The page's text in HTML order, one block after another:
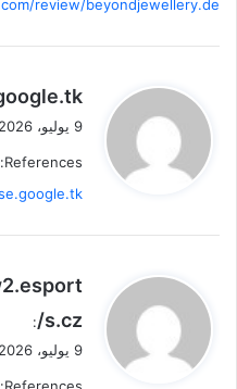
review/beyondjewellery.de
ي
ق
ل
9 يوليو، 2026 الساعة 7:30 م
References:
ي
و
ل
s.cz/
:
9 يوليو، 2026 الساعة 8:46 م